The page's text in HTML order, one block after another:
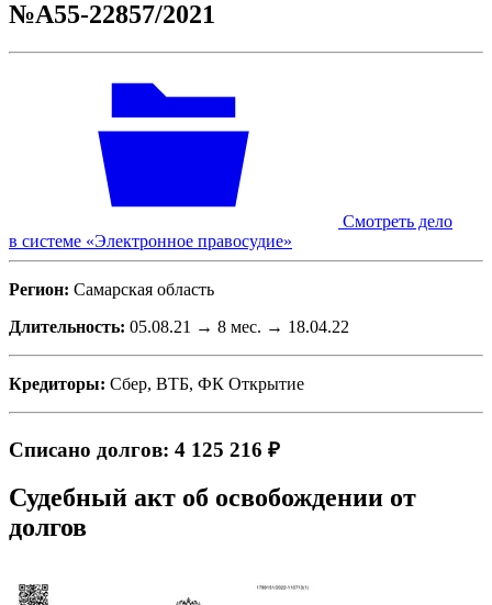
№А55-22857/2021
Смотреть дело
в системе «Электронное правосудие»
Регион: Самарская область
Длительность: 05.08.21 → 8 мес. → 18.04.22
Кредиторы: Сбер, ВТБ, ФК Открытие
Списано долгов: 4 125 216 ₽
Судебный акт об освобождении от
долгов